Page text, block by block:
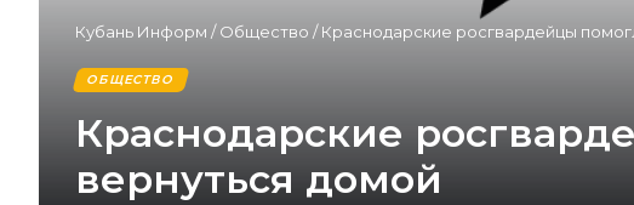
Кубань Информ /Общество /Краснодарские росгвардейцы
ОБЩЕСТВО
Краснодарские
вернуться домой